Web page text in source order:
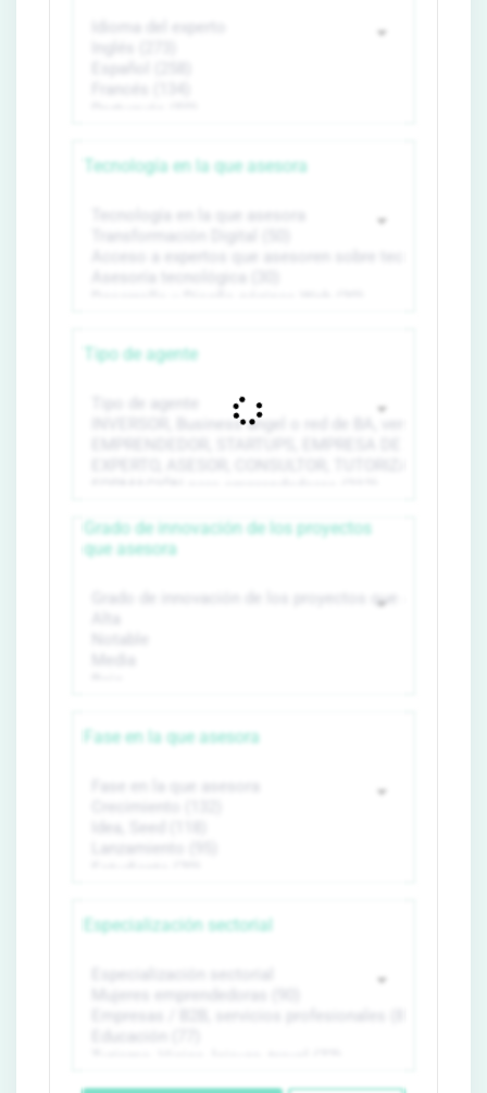
Tecnología en la que asesora
Tipo de agente
Grado de innovación de los proyectos
que asesora
Fase en la que asesora
Especialización sectorial